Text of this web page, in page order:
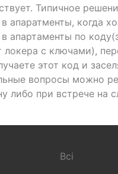
Типичное
апаратменты, когда
в апартаменты по
локера с ключами),
этот код и
вопросы можно
либо при встрече на
Всі